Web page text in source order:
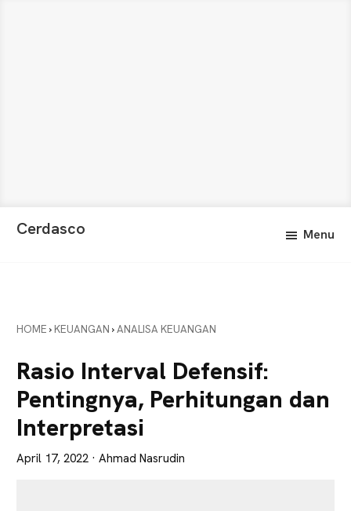
Cerdasco
Anda
Tajam
Menu
HOME › KEUANGAN ›ANALISA KEUANGAN
Rasio Interval Defensif:
Pentingnya, Perhitungan dan
Interpretasi
April 17, 2022 · Ahmad Nasrudin